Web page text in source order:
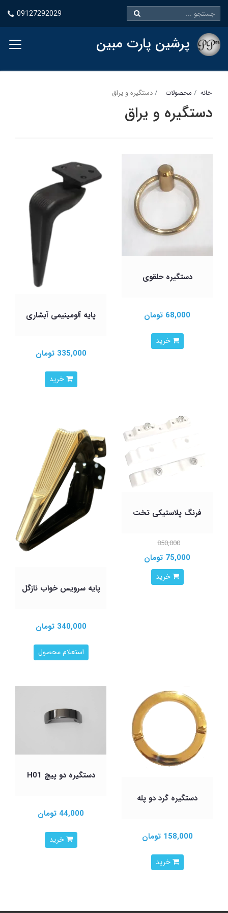
09127292029
پرشین پارت مبین
خانه محصولات دستگیره و یراق
دستگیره و یراق
دستگیره حلقوی
68,000 تومان
خرید
پایه آلومینیمی آبشاری
335,000 تومان
خرید
فرنگ پلاستیکی تخت
850,000
75,000 تومان
خرید
پایه سرویس خواب نازگل
340,000 تومان
استعلام محصول
دستگیره گرد دو پله
158,000 تومان
خرید
دستگیره دو پیچ H01
44,000 تومان
خرید